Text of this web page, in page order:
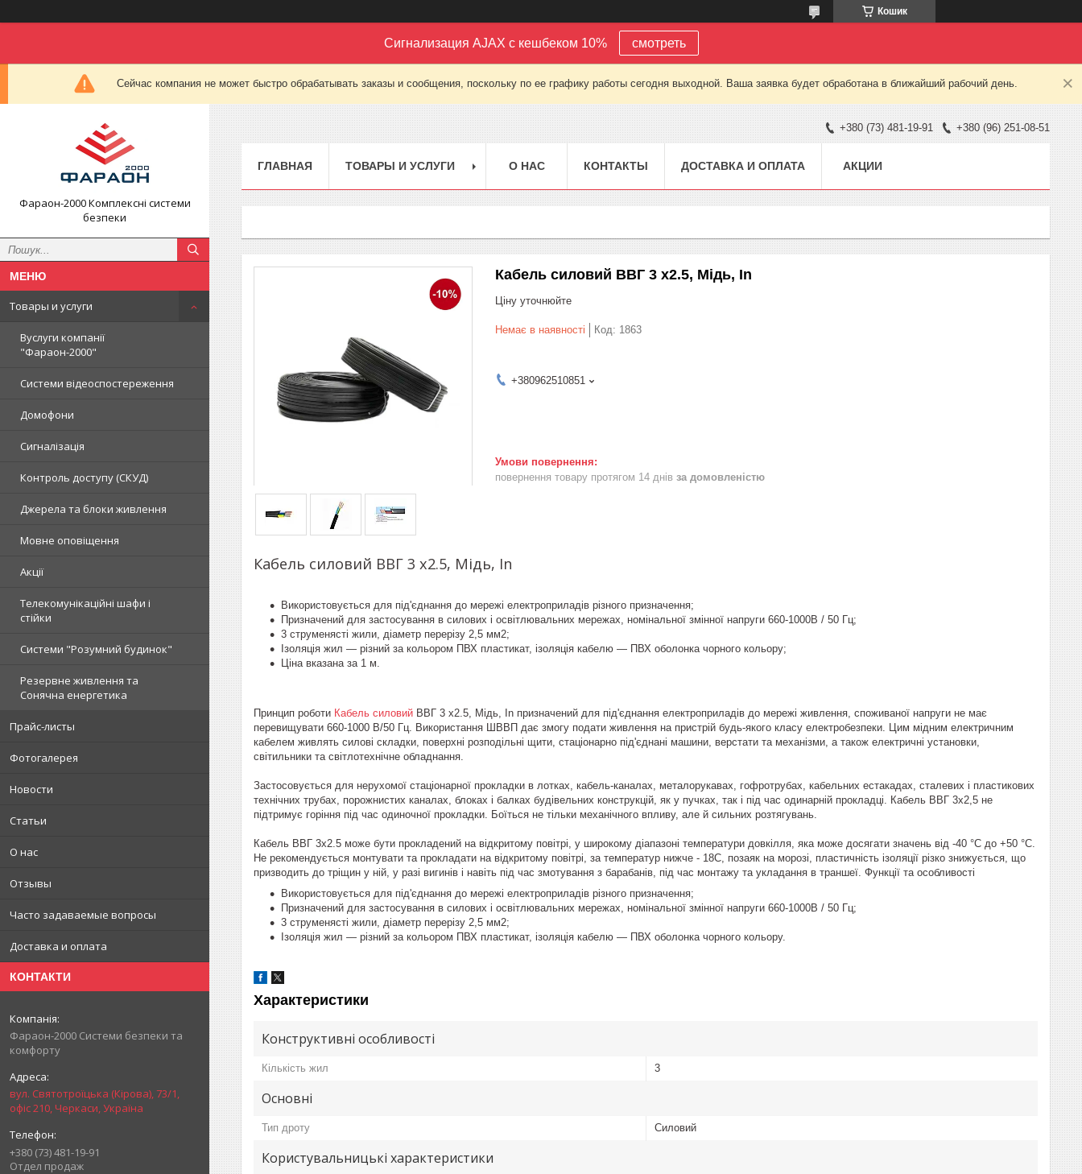
Кошик
Сигнализация AJAX с кешбеком 10% смотреть
Сейчас компания не может быстро обрабатывать заказы и сообщения, поскольку по ее графику работы сегодня выходной. Ваша заявка будет обработана в ближайший рабочий день.
Фараон-2000 Комплексні системи
безпеки
Товары и услуги
Вуслуги компанії
"Фараон-2000"
Системи відеоспостереження
Домофони
Сигналізація
Контроль доступу (СКУД)
Джерела та блоки живлення
Мовне оповіщення
Акції
Телекомунікаційні шафи і
стійки
Системи "Розумний будинок"
Резервне живлення та
Сонячна енергетика
Прайс-листы
Фотогалерея
Новости
Статьи
О нас
Отзывы
Часто задаваемые вопросы
Доставка и оплата
КОНТАКТИ
Фараон-2000 Системи безпеки та
комфорту
вул. Святотроїцька (Кірова), 73/1,
офіс 210, Черкаси, Україна
+380 (73) 481-19-91
Отдел продаж
+380 (73) 481-19-91 +380 (96) 251-08-51
ГЛАВНАЯ ТОВАРЫ И УСЛУГИ О НАС КОНТАКТЫ ДОСТАВКА И ОПЛАТА АКЦИИ
Кабель силовий ВВГ 3 х2.5, Мідь, In
Ціну уточнюйте
Немає в наявності Код: 1863
+380962510851
повернення товару протягом 14 днів за домовленістю
Кабель силовий ВВГ 3 х2.5, Мідь, In
Використовується для під'єднання до мережі електроприладів різного призначення;
Призначений для застосування в силових і освітлювальних мережах, номінальної змінної напруги 660-1000В / 50 Гц;
3 струменясті жили, діаметр перерізу 2,5 мм2;
Ізоляція жил — різний за кольором ПВХ пластикат, ізоляція кабелю — ПВХ оболонка чорного кольору;
Ціна вказана за 1 м.
Принцип роботи Кабель силовий ВВГ 3 х2.5, Мідь, In призначений для під'єднання електроприладів до мережі живлення, споживаної напруги не має
перевищувати 660-1000 В/50 Гц. Використання ШВВП дає змогу подати живлення на пристрій будь-якого класу електробезпеки. Цим мідним електричним
кабелем живлять силові складки, поверхні розподільні щити, стаціонарно під'єднані машини, верстати та механізми, а також електричні установки,
світильники та світлотехнічне обладнання.
Застосовується для нерухомої стаціонарної прокладки в лотках, кабель-каналах, металорукавах, гофротрубах, кабельних естакадах, сталевих і пластикових
технічних трубах, порожнистих каналах, блоках і балках будівельних конструкцій, як у пучках, так і під час одинарній прокладці. Кабель ВВГ 3х2,5 не
підтримує горіння під час одиночної прокладки. Боїться не тільки механічного впливу, але й сильних розтягувань.
Кабель ВВГ 3х2.5 може бути прокладений на відкритому повітрі, у широкому діапазоні температури довкілля, яка може досягати значень від -40 °C до +50 °C.
Не рекомендується монтувати та прокладати на відкритому повітрі, за температур нижче - 18С, позаяк на морозі, пластичність ізоляції різко знижується, що
призводить до тріщин у ній, у разі вигинів і навіть під час змотування з барабанів, під час монтажу та укладання в траншеї. Функції та особливості
Використовується для під'єднання до мережі електроприладів різного призначення;
Призначений для застосування в силових і освітлювальних мережах, номінальної змінної напруги 660-1000В / 50 Гц;
3 струменясті жили, діаметр перерізу 2,5 мм2;
Ізоляція жил — різний за кольором ПВХ пластикат, ізоляція кабелю — ПВХ оболонка чорного кольору.
Характеристики
Конструктивні особливості
Кількість жил 3
Основні
Тип дроту Силовий
Користувальницькі характеристики